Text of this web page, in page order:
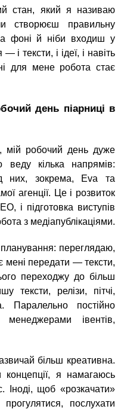
стан, який я називаю
створюєш правильну
фоні й ніби входиш у
і тексти, і ідеї, і навіть
для мене робота стає
день піарниці в
мій робочий день дуже
веду кілька напрямів:
них, зокрема, Eva та
агенції. Це і розвиток
і підготовка виступів
з медіапублікаціями.
переглядаю,
мені передати — тексти,
переходжу до більш
тексти, релізи, пітчі,
Паралельно постійно
івентів,
більш креативна.
я намагаюсь
щоб «розкачати»
послухати